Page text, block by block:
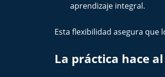
aprendizaje integral.
Esta flexibilidad asegura que
La práctica hace